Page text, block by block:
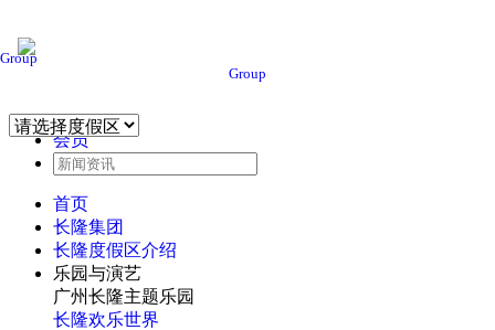
会员
首页
长隆集团
Group
长隆度假区介绍
乐园与演艺
广州长隆主题乐园
长隆欢乐世界
Group